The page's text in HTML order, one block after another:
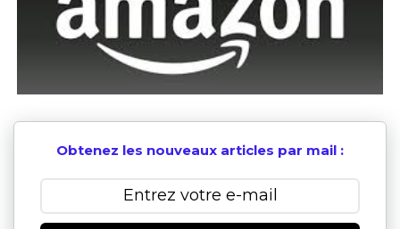
Obtenez les nouveaux articles par mail :